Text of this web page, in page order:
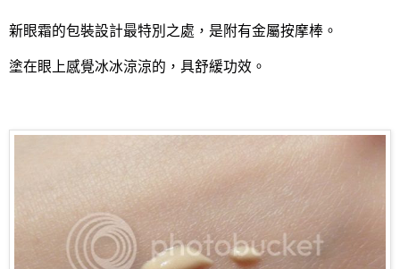
新眼霜的包裝設計最特別之處，是附有金屬按摩棒。
塗在眼上感覺冰冰涼涼的，具舒緩功效。